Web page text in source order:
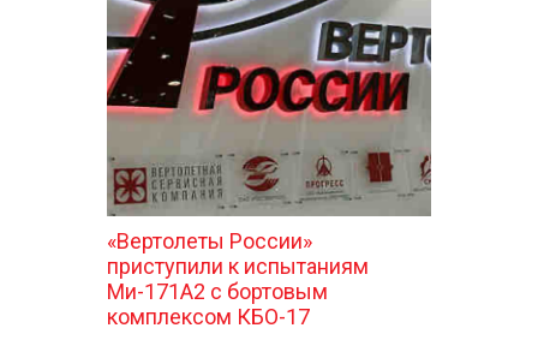
КОНТАКТЫ
«Вертолеты России»
приступили к испытаниям
Ми-171А2 с бортовым
комплексом КБО-17